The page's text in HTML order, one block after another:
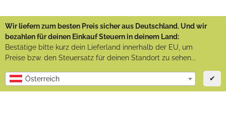
Wir liefern zum besten Preis sicher aus Deutschland. Und wir
bezahlen für deinen Einkauf Steuern in deinem Land:
Bestätige bitte kurz dein Lieferland innerhalb der EU, um
Preise bzw. den Steuersatz für deinen Standort zu sehen...
Österreich ✔